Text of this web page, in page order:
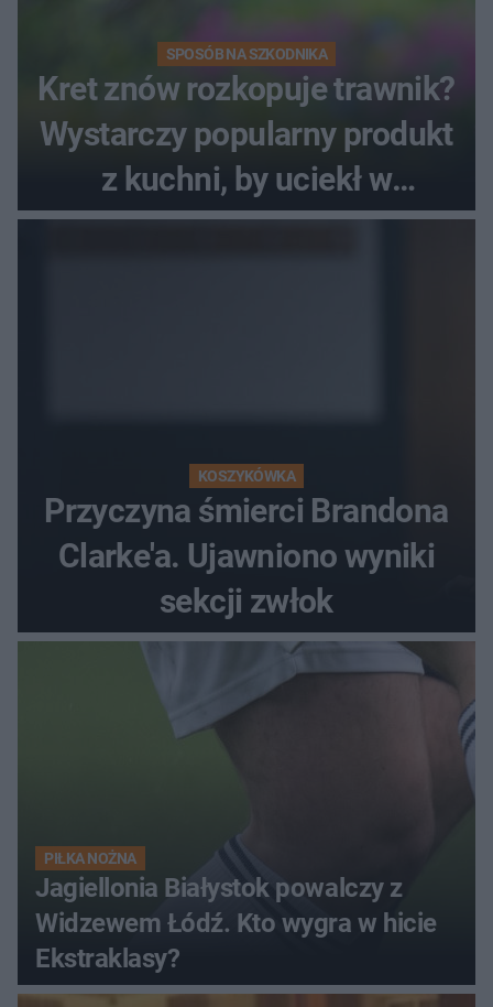
SPOSÓB NA SZKODNIKA
Kret znów rozkopuje trawnik?
Wystarczy popularny produkt
z kuchni, by uciekł w
popłochu
KOSZYKÓWKA
Przyczyna śmierci Brandona
Clarke'a. Ujawniono wyniki
sekcji zwłok
PIŁKA NOŻNA
Jagiellonia Białystok powalczy z
Widzewem Łódź. Kto wygra w hicie
Ekstraklasy?